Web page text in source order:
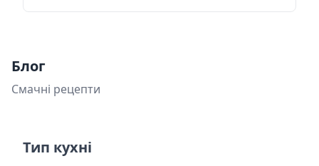
Блог
Смачні рецепти
Тип кухні